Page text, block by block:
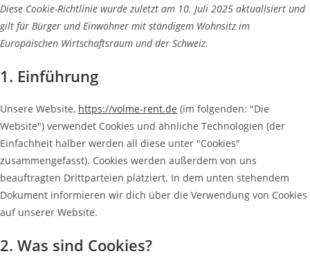
Diese Cookie-Richtlinie wurde zuletzt am 10. Juli 2025 aktualisiert und
gilt für Bürger und Einwohner mit ständigem Wohnsitz im
Europäischen Wirtschaftsraum und der Schweiz.
1. Einführung
Unsere Website, https://volme-rent.de (im folgenden: "Die
Website") verwendet Cookies und ähnliche Technologien (der
Einfachheit halber werden all diese unter "Cookies"
zusammengefasst). Cookies werden außerdem von uns
beauftragten Drittparteien platziert. In dem unten stehendem
Dokument informieren wir dich über die Verwendung von Cookies
auf unserer Website.
2. Was sind Cookies?